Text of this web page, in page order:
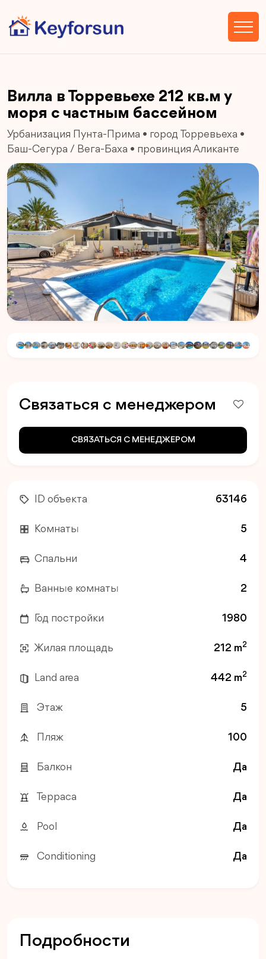
Вилла в Торревьехе 212 кв.м у
моря с частным бассейном
Урбанизация Пунта-Прима • город Торревьеха •
Баш-Сегура / Вега-Баха • провинция Аликанте
Связаться с менеджером
СВЯЗАТЬСЯ С МЕНЕДЖЕРОМ
ID объекта 63146
Комнаты 5
Спальни 4
Ванные комнаты 2
Год постройки 1980
Жилая площадь 212 m2
Land area 442 m2
Этаж 5
Пляж 100
Балкон Да
Терраса Да
Pool Да
Conditioning Да
Подробности